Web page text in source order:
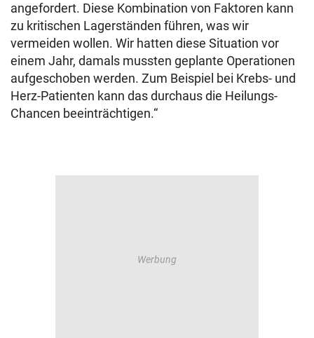
angefordert. Diese Kombination von Faktoren kann
zu kritischen Lagerständen führen, was wir
vermeiden wollen. Wir hatten diese Situation vor
einem Jahr, damals mussten geplante Operationen
aufgeschoben werden. Zum Beispiel bei Krebs- und
Herz-Patienten kann das durchaus die Heilungs-
Chancen beeinträchtigen.“